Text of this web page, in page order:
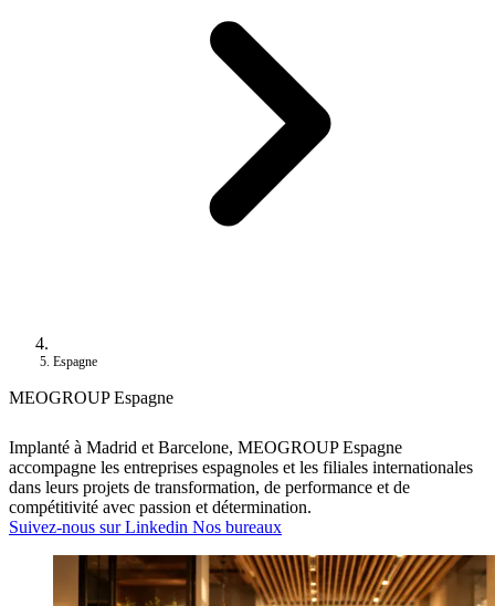
Espagne
MEOGROUP Espagne
Implanté à Madrid et Barcelone, MEOGROUP Espagne
accompagne les entreprises espagnoles et les filiales internationales
dans leurs projets de transformation, de performance et de
compétitivité avec passion et détermination.
Suivez-nous sur Linkedin Nos bureaux